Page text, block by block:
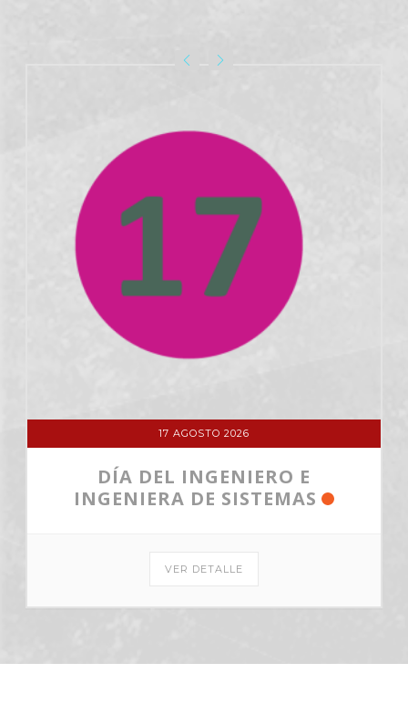
17 AGOSTO 2026
DÍA DEL INGENIERO E
INGENIERA DE SISTEMAS
VER DETALLE